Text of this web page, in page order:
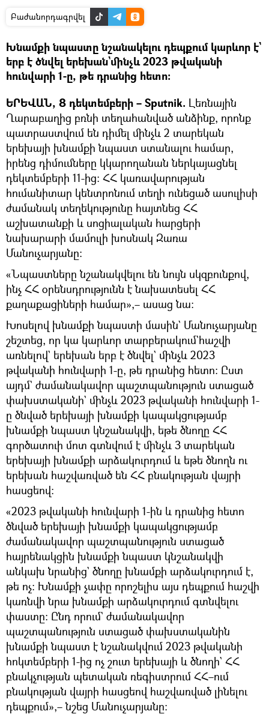
Բաժանորդագրվել
Խնամքի նպաստը նշանակելու դեպքում կարևոր է`
երբ է ծնվել երեխան`մինչև 2023 թվականի
հունվարի 1-ը, թե դրանից հետո։
ԵՐԵՎԱՆ, 8 դեկտեմբերի – Sputnik. Լեռնային
Ղարաբաղից բռնի տեղահանված անձինք, որոնք
պատրաստվում են դիմել մինչև 2 տարեկան
երեխայի խնամքի նպաստ ստանալու համար,
իրենց դիմումները կկարողանան ներկայացնել
դեկտեմբերի 11-ից։ ՀՀ կառավարության
հումանիտար կենտրոնում տեղի ունեցած ասուլիսի
ժամանակ տեղեկությունը հայտնեց ՀՀ
աշխատանքի և սոցիալական հարցերի
նախարարի մամուլի խոսնակ Զառա
Մանուչարյանը։
«Նպաստները նշանակվելու են նույն սկզբունքով,
ինչ ՀՀ օրենսդրությունն է նախատեսել ՀՀ
քաղաքացիների համար»,– ասաց նա։
Խոսելով խնամքի նպաստի մասին` Մանուչարյանը
շեշտեց, որ կա կարևոր տարբերակում`հաշվի
առնելով` երեխան երբ է ծնվել` մինչև 2023
թվականի հունվարի 1-ը, թե դրանից հետո։ Ըստ
այդմ` ժամանակավոր պաշտպանություն ստացած
փախստականի` մինչև 2023 թվականի հունվարի 1-
ը ծնված երեխայի խնամքի կապակցությամբ
խնամքի նպաստ կնշանակվի, եթե ծնողը ՀՀ
գործատուի մոտ գտնվում է մինչև 3 տարեկան
երեխայի խնամքի արձակուրդում և եթե ծնողն ու
երեխան հաշվառված են ՀՀ բնակության վայրի
հասցեով։
«2023 թվականի հունվարի 1-ին և դրանից հետո
ծնված երեխայի խնամքի կապակցությամբ
ժամանակավոր պաշտպանություն ստացած
հայրենակցին խնամքի նպաստ կնշանակվի
անկախ նրանից` ծնողը խնամքի արձակուրդում է,
թե ոչ։ Խնամքի չափը որոշելիս այս դեպքում հաշվի
կառնվի նրա խնամքի արձակուրդում գտնվելու
փաստը։ Ընդ որում` ժամանակավոր
պաշտպանություն ստացած փախստականին
խնամքի նպաստ է նշանակվում 2023 թվականի
հոկտեմբերի 1-ից ոչ շուտ երեխայի և ծնողի` ՀՀ
բնակչության պետական ռեգիստրում ՀՀ–ում
բնակության վայրի հասցեով հաշվառված լինելու
դեպքում»,– նշեց Մանուչարյանը։